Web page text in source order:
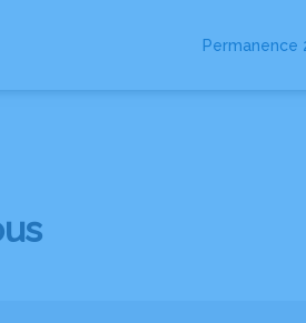
Permanence
NOTRE CHAMBRE FUNÉRAIRE